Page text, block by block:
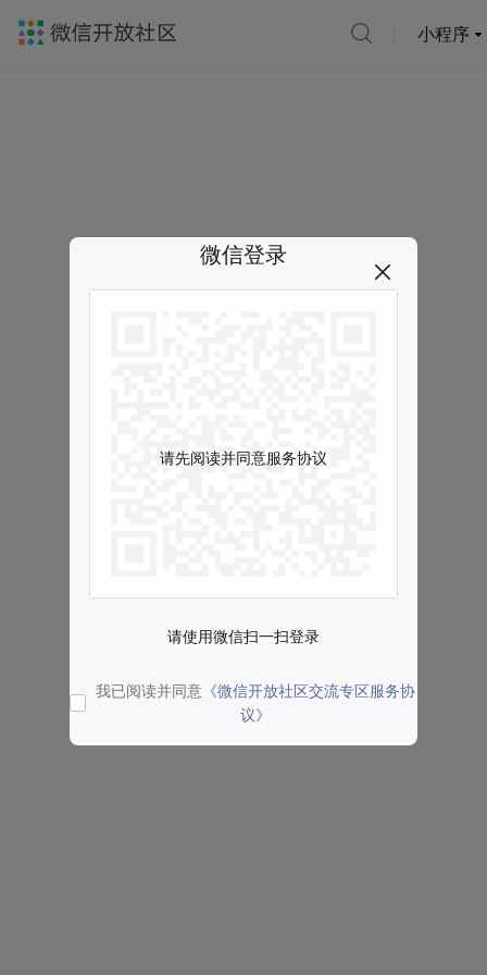
小程序
微信登录
请先阅读并同意服务协议
请使用微信扫一扫登录
我已阅读并同意 《微信开放社区交流专区服务协
议》